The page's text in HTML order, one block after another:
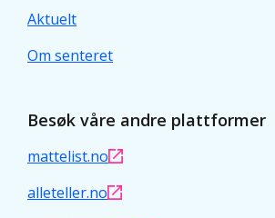
Aktuelt
Om senteret
Besøk våre andre plattformer
mattelist.no
alleteller.no